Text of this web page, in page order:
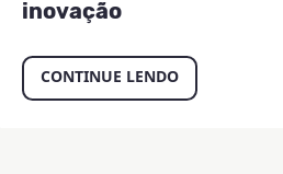
inovação
CONTINUE LENDO